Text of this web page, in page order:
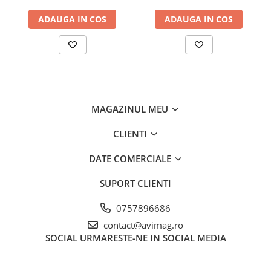
Ciocane si dalti
Clesti si patenti
Echipamente sudura
Seturi si accesorii pentru gaurit si
Materiale de constructii
Accesorii echipamente pentru
Accesorii ferestre
ADAUGA IN COS ADAUGA IN COS
MAGAZINUL MEU
CLIENTI
DATE COMERCIALE
SUPORT CLIENTI
0757896686
contact@avimag.ro
SOCIAL URMARESTE-NE IN SOCIAL MEDIA